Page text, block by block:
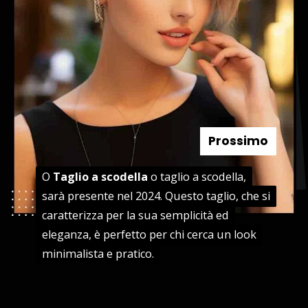
O Taglio a scodella o taglio a scodella,
sarà presente nel 2024. Questo taglio, che si
caratterizza per la sua semplicità ed
eleganza, è perfetto per chi cerca un look
minimalista e pratico.
O Taglio a scodella o taglio a scodella,
sarà presente nel 2024. Questo taglio, che si
caratterizza per la sua semplicità ed
eleganza, è perfetto per chi cerca un look
minimalista e pratico.
Prossimo